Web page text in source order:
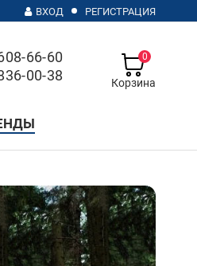
ВХОД РЕГИСТРАЦИЯ
66-60
00-38
Корзина
0